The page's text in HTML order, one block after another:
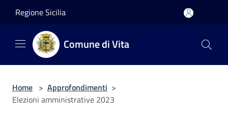
Regione Sicilia
Comune di Vita
Home > Approfondimenti >
Elezioni amministrative 2023